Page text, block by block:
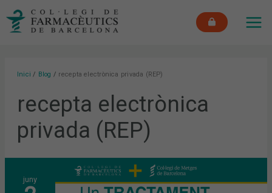
Inici Blog recepta electrònica privada (REP)
recepta electrònica
privada (REP)
juny
COFB
I